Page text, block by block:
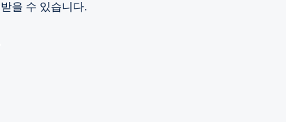
을 수 있습니다.